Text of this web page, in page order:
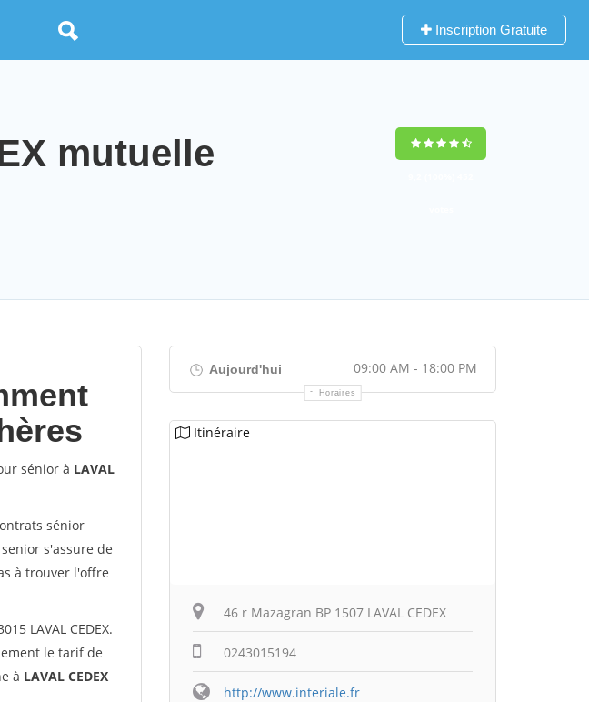
Inscription Gratuite
mutuelle
sénior à LAVAL
sénior
s'assure de
à trouver l'offre
LAVAL CEDEX.
le tarif de
à LAVAL CEDEX
Aujourd'hui 09:00 AM - 18:00 PM
Horaires
Itinéraire
46 r Mazagran BP 1507 LAVAL CEDEX
0243015194
http://www.interiale.fr